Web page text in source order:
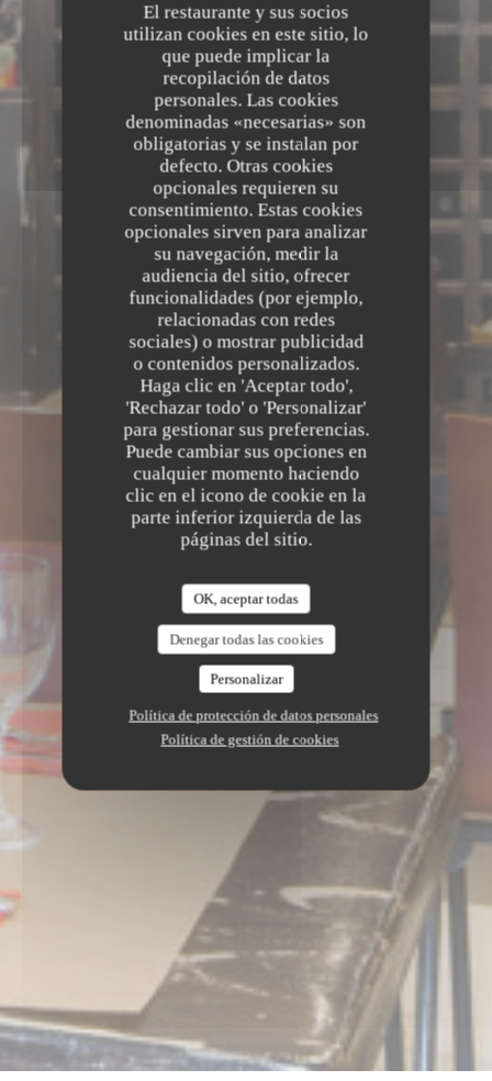
El restaurante y sus socios
utilizan cookies en este sitio, lo
que puede implicar la
recopilación de datos
personales. Las cookies
denominadas «necesarias» son
obligatorias y se instalan por
defecto. Otras cookies
opcionales requieren su
consentimiento. Estas cookies
opcionales sirven para analizar
su navegación, medir la
audiencia del sitio, ofrecer
funcionalidades (por ejemplo,
relacionadas con redes
sociales) o mostrar publicidad
o contenidos personalizados.
Haga clic en 'Aceptar todo',
'Rechazar todo' o 'Personalizar'
para gestionar sus preferencias.
Puede cambiar sus opciones en
cualquier momento haciendo
clic en el icono de cookie en la
parte inferior izquierda de las
páginas del sitio.
OK, aceptar todas
Denegar todas las cookies
Personalizar
Política de protección de datos personales
Política de gestión de cookies